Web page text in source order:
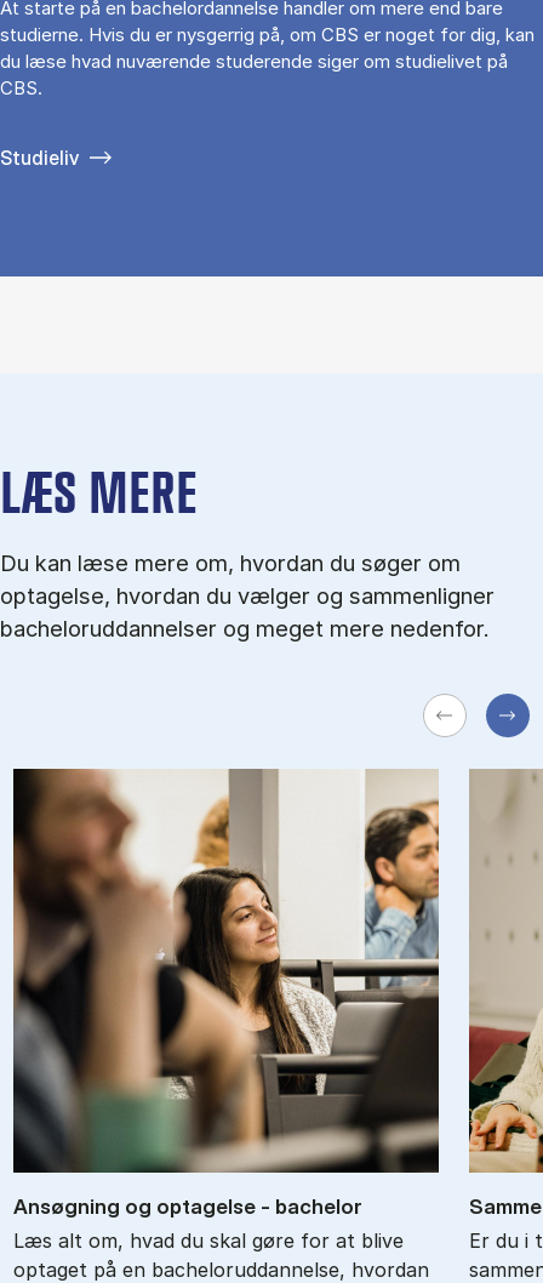
At starte på en bachelordannelse handler om mere end bare
studierne. Hvis du er nysgerrig på, om CBS er noget for dig, kan
du læse hvad nuværende studerende siger om studielivet på
CBS.
Studieliv
LÆS MERE
Du kan læse mere om, hvordan du søger om
optagelse, hvordan du vælger og sammenligner
bacheloruddannelser og meget mere nedenfor.
An­søg­ning og op­ta­gel­se - ba­chel­or
Læs alt om, hvad du skal gøre for at blive
optaget på en bacheloruddannelse, hvordan
Er du i